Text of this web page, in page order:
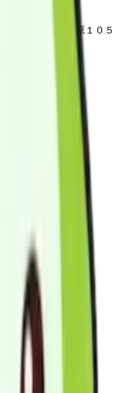
７ライフピア松原１０５